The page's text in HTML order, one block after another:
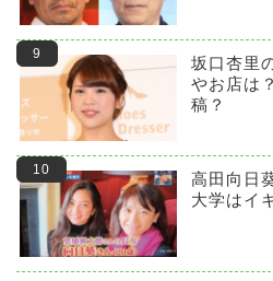
坂口杏里
やお店は
稿？
高田向日
大学はイ